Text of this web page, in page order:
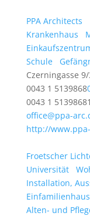
PPA Architects
Krankenhaus
Schule
Czerningasse
0043 1 5139868
0043 1
office@ppa-
http://
Froetscher
Universität
Installation,
Einfamilienhaus
Alten- und